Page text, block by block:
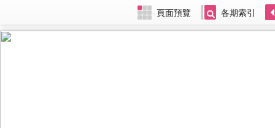
頁面預覽 各期索引